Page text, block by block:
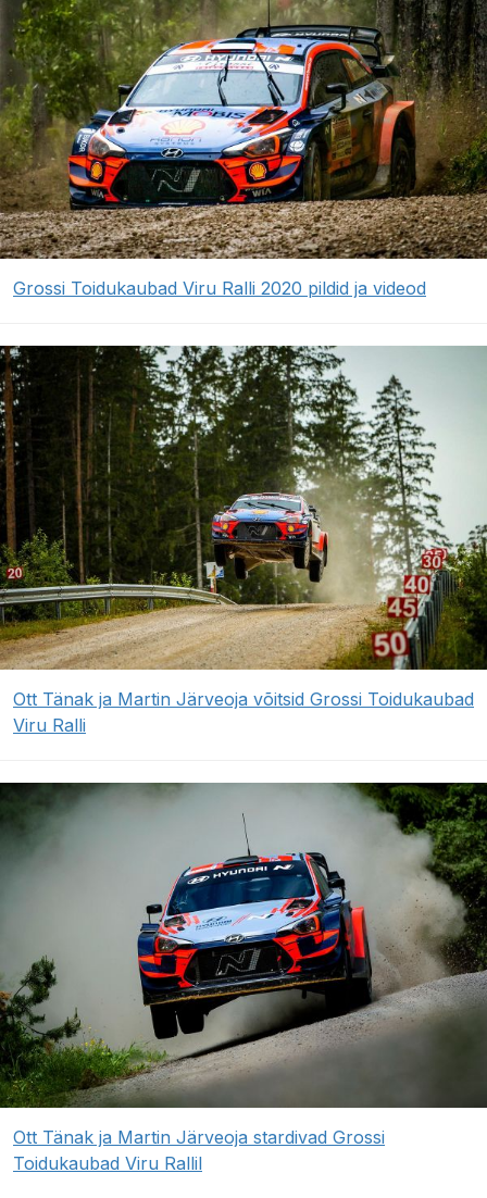
Grossi Toidukaubad Viru Ralli 2020 pildid ja videod
Ott Tänak ja Martin Järveoja võitsid Grossi Toidukaubad
Viru Ralli
Ott Tänak ja Martin Järveoja stardivad Grossi
Toidukaubad Viru Rallil